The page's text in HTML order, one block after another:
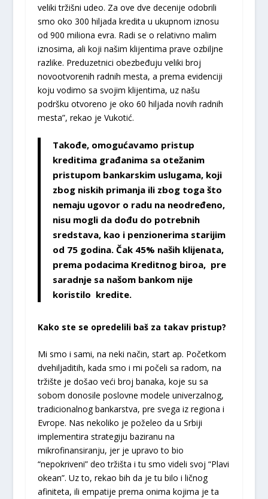
veliki tržišni udeo. Za ove dve decenije odobrili
smo oko 300 hiljada kredita u ukupnom iznosu
od 900 miliona evra. Radi se o relativno malim
iznosima, ali koji našim klijentima prave ozbiljne
razlike. Preduzetnici obezbeđuju veliki broj
novootvorenih radnih mesta, a prema evidenciji
koju vodimo sa svojim klijentima, uz našu
podršku otvoreno je oko 60 hiljada novih radnih
mesta”, rekao je Vukotić.
Takođe, omogućavamo pristup
kreditima građanima sa otežanim
pristupom bankarskim uslugama, koji
zbog niskih primanja ili zbog toga što
nemaju ugovor o radu na neodređeno,
nisu mogli da dođu do potrebnih
sredstava, kao i penzionerima starijim
od 75 godina. Čak 45% naših klijenata,
prema podacima Kreditnog biroa, pre
saradnje sa našom bankom nije
koristilo kredite.
Kako ste se opredelili baš za takav pristup?
Mi smo i sami, na neki način, start ap. Početkom
dvehiljaditih, kada smo i mi počeli sa radom, na
tržište je došao veći broj banaka, koje su sa
sobom donosile poslovne modele univerzalnog,
tradicionalnog bankarstva, pre svega iz regiona i
Evrope. Nas nekoliko je poželeo da u Srbiji
implementira strategiju baziranu na
mikrofinansiranju, jer je upravo to bio
“nepokriveni” deo tržišta i tu smo videli svoj “Plavi
okean”. Uz to, rekao bih da je tu bilo i ličnog
afiniteta, ili empatije prema onima kojima je ta